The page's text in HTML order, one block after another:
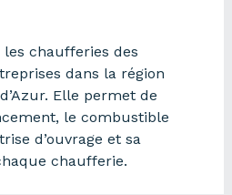
les chaufferies des
dans la région
Elle permet de
le combustible
d’ouvrage et sa
chaufferie.